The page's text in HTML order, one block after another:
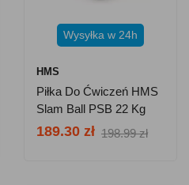
Wysyłka w 24h
HMS
Piłka Do Ćwiczeń HMS
Slam Ball PSB 22 Kg
189.30 zł 198.99 zł